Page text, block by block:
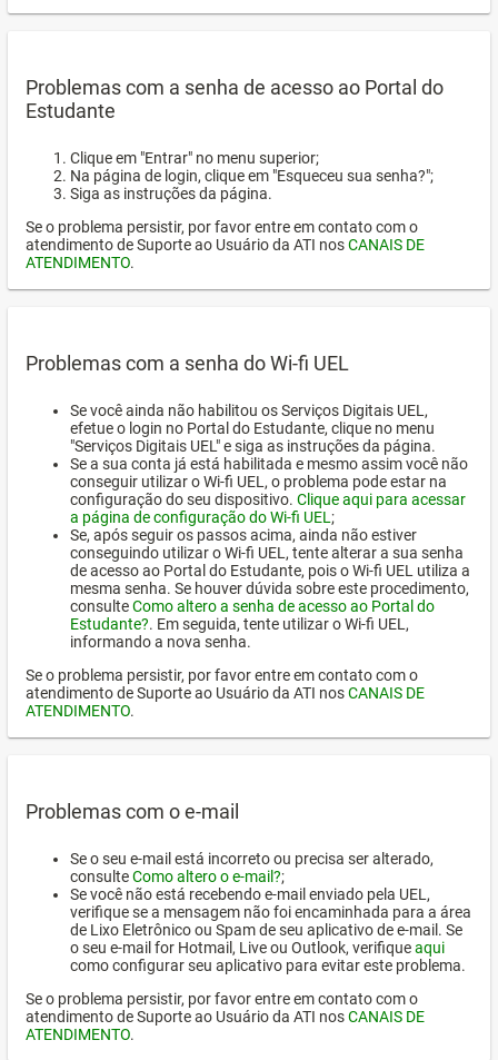
Problemas com a senha de acesso ao Portal do
Estudante
Clique em "Entrar" no menu superior;
Na página de login, clique em "Esqueceu sua senha?";
Siga as instruções da página.
Se o problema persistir, por favor entre em contato com o
atendimento de Suporte ao Usuário da ATI nosCANAIS DE
ATENDIMENTO.
Problemas com a senha do Wi-fi UEL
Se você ainda não habilitou os Serviços Digitais UEL,
efetue o login no Portal do Estudante, clique no menu
"Serviços Digitais UEL" e siga as instruções da página.
Se a sua conta já está habilitada e mesmo assim você não
conseguir utilizar o Wi-fi UEL, o problema pode estar na
configuração do seu dispositivo. Clique aqui para acessar
a página de configuração do Wi-fi UEL ;
Se, após seguir os passos acima, ainda não estiver
conseguindo utilizar o Wi-fi UEL, tente alterar a sua senha
de acesso ao Portal do Estudante, pois o Wi-fi UEL utiliza a
mesma senha. Se houver dúvida sobre este procedimento,
consulteComo altero a senha de acesso ao Portal do
Estudante?. Em seguida, tente utilizar o Wi-fi UEL,
informando a nova senha.
Se o problema persistir, por favor entre em contato com o
atendimento de Suporte ao Usuário da ATI nosCANAIS DE
ATENDIMENTO.
Problemas com o e-mail
Se o seu e-mail está incorreto ou precisa ser alterado,
consulteComo altero o e-mail?;
Se você não está recebendo e-mail enviado pela UEL,
verifique se a mensagem não foi encaminhada para a área
de Lixo Eletrônico ou Spam de seu aplicativo de e-mail. Se
o seu e-mail for Hotmail, Live ou Outlook, verifiqueaqui
como configurar seu aplicativo para evitar este problema.
Se o problema persistir, por favor entre em contato com o
atendimento de Suporte ao Usuário da ATI nosCANAIS DE
ATENDIMENTO.